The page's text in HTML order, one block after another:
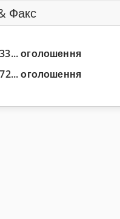
Факс
оголошення
оголошення